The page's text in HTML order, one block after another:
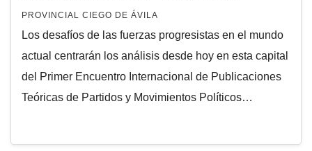
PROVINCIAL CIEGO DE ÁVILA
Los desafíos de las fuerzas progresistas en el mundo
actual centrarán los análisis desde hoy en esta capital
del Primer Encuentro Internacional de Publicaciones
Teóricas de Partidos y Movimientos Políticos…